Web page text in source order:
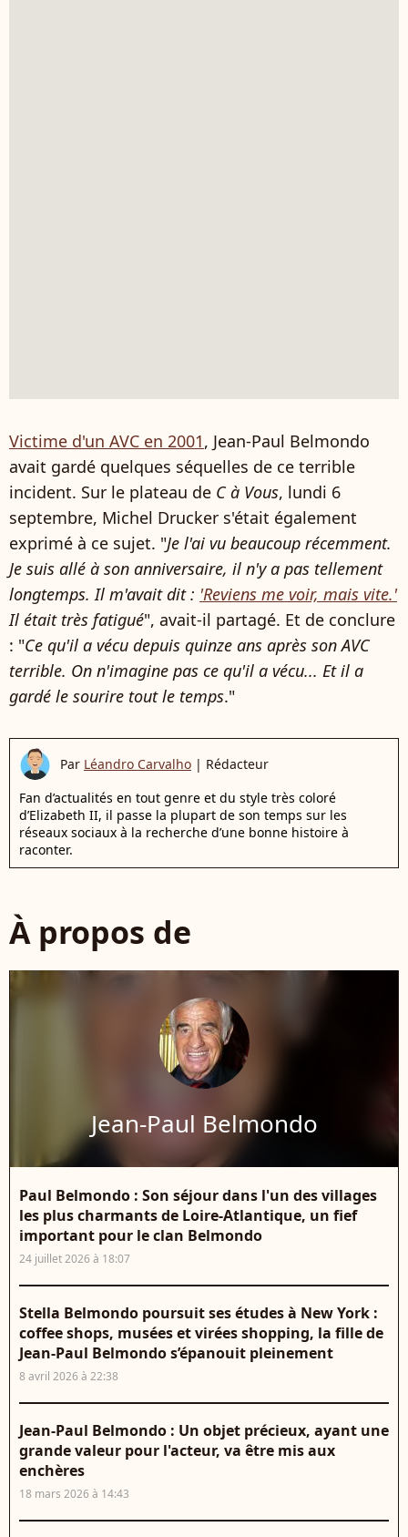
Victime d'un AVC en 2001, Jean-Paul Belmondo
avait gardé quelques séquelles de ce terrible
incident. Sur le plateau de C à Vous, lundi 6
septembre, Michel Drucker s'était également
exprimé à ce sujet. "Je l'ai vu beaucoup récemment.
Je suis allé à son anniversaire, il n'y a pas tellement
longtemps. Il m'avait dit : 'Reviens me voir, mais vite.'
Il était très fatigué", avait-il partagé. Et de conclure
: "Ce qu'il a vécu depuis quinze ans après son AVC
terrible. On n'imagine pas ce qu'il a vécu... Et il a
gardé le sourire tout le temps."
Par Léandro Carvalho | Rédacteur
Fan d’actualités en tout genre et du style très coloré
d’Elizabeth II, il passe la plupart de son temps sur les
réseaux sociaux à la recherche d’une bonne histoire à
raconter.
À propos de
Jean-Paul Belmondo
Paul Belmondo : Son séjour dans l'un des villages
les plus charmants de Loire-Atlantique, un fief
important pour le clan Belmondo
24 juillet 2026 à 18:07
Stella Belmondo poursuit ses études à New York :
coffee shops, musées et virées shopping, la fille de
Jean-Paul Belmondo s’épanouit pleinement
8 avril 2026 à 22:38
Jean-Paul Belmondo : Un objet précieux, ayant une
grande valeur pour l'acteur, va être mis aux
enchères
18 mars 2026 à 14:43